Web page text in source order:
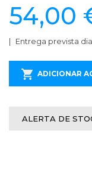
54,00
Entrega prevista
ADICIONAR
ALERTA DE